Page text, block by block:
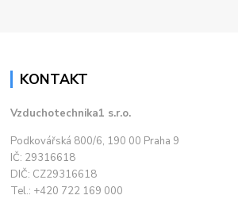
KONTAKT
Vzduchotechnika1 s.r.o.
Podkovářská 800/6, 190 00 Praha 9
IČ: 29316618
DIČ: CZ29316618
Tel.: +420 722 169 000